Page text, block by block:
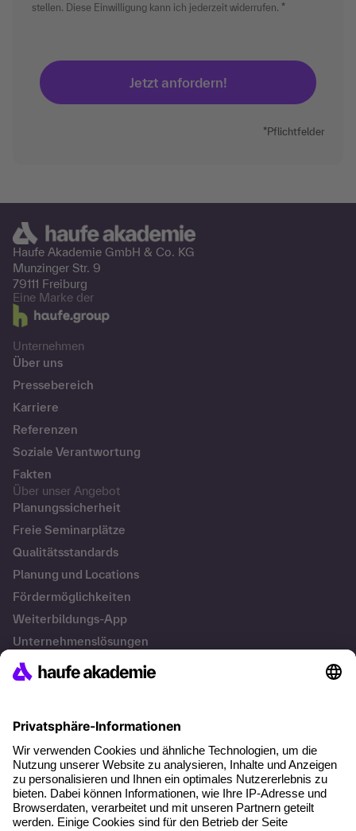
stellen. Diese Einwilligung kann ich jederzeit widerrufen.
*Pflichtfelder
Haufe Akademie GmbH & Co. KG
Munzinger Str. 9
79111 Freiburg
Eine Marke der
Unternehmen
Über uns
Pressebereich
Karriere
Referenzen
Soziale Verantwortung
Fakten
Über unser Angebot
Planungssicherheit
Freie Seminarplätze
Qualitätsstandards
Planung und Locations
Fördermöglichkeiten
Weiterbildungs-App
Unternehmenslösungen
Potenzialanalyse
Coaching
Kontakt & Support
Kontakt
FAQs
+49 761 595339-00